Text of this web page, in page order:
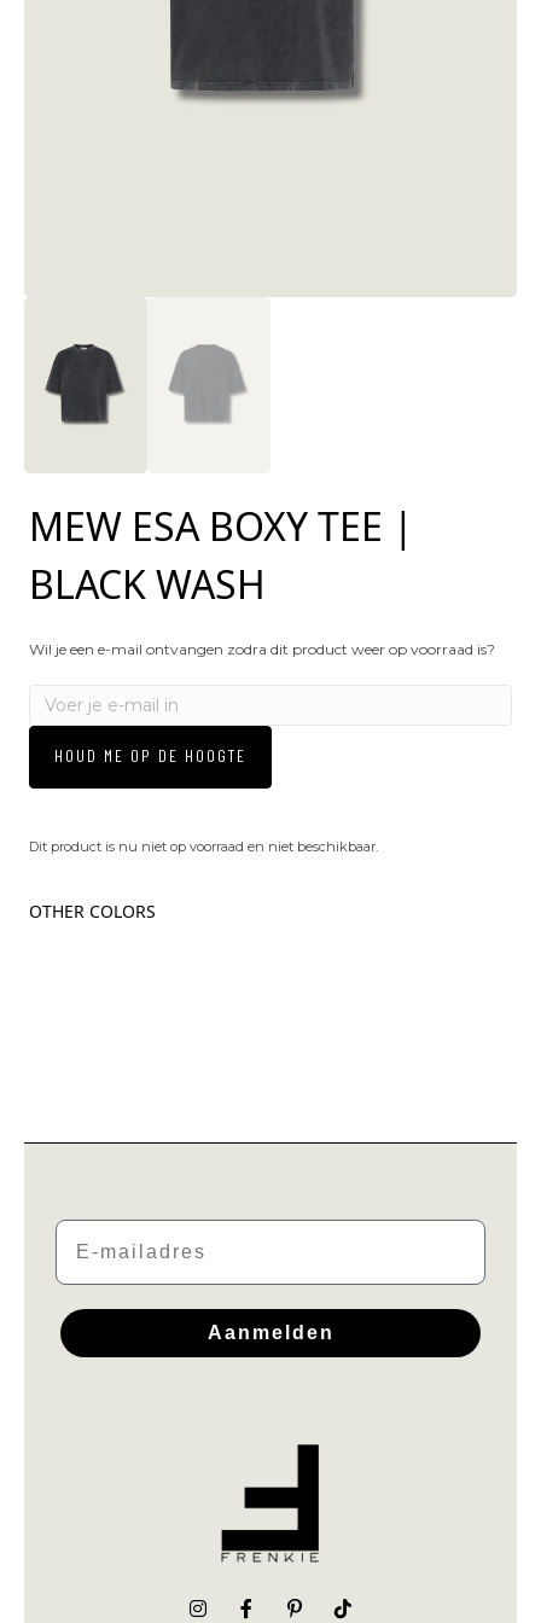
MEW ESA BOXY TEE |
BLACK WASH
Wil je een e-mail ontvangen zodra dit product weer op voorraad is?
HOUD ME OP DE HOOGTE
Dit product is nu niet op voorraad en niet beschikbaar.
OTHER COLORS
Email
Aanmelden